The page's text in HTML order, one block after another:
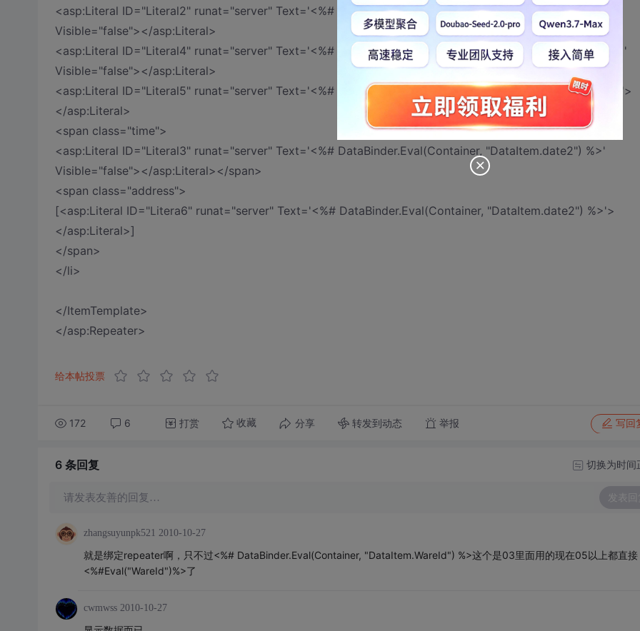
<asp:Literal ID="Literal2" runat="server" Text='<%# DataBinder.Eval(Container, "DataItem.WareId") %>'
Visible="false"></asp:Literal>
<asp:Literal ID="Literal4" runat="server" Text='<%# DataBinder.Eval(Container, "DataItem.WareType") %>'
Visible="false"></asp:Literal>
<asp:Literal ID="Literal5" runat="server" Text='<%# DataBinder.Eval(Container, "DataItem.WareTitle") %>'>
</asp:Literal>
<span class="time">
<asp:Literal ID="Literal3" runat="server" Text='<%# DataBinder.Eval(Container, "DataItem.date2") %>'
Visible="false"></asp:Literal></span>
<span class="address">
[<asp:Literal ID="Litera6" runat="server" Text='<%# DataBinder.Eval(Container, "DataItem.date2") %>'>
</asp:Literal>]
</span>
</li>
</ItemTemplate>
</asp:Repeater>
给本帖投票
172 6 打赏 收藏 分享 转发到动态 举报 写回
6 条回复 切换为时间
请发表友善的回复… 发表回
zhangsuyunpk521 2010-10-27
就是绑定repeater啊，只不过<%# DataBinder.Eval(Container, "DataItem.WareId") %>这个是03里面用的现在05以上都直接
<%#Eval("WareId")%>了
cwmwss 2010-10-27